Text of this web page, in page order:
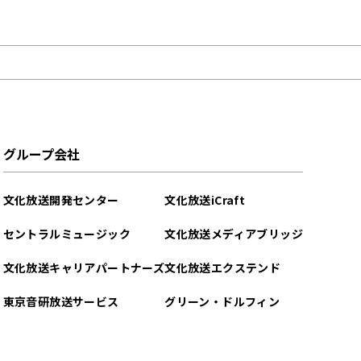
グループ会社
文化放送開発センター
セントラルミュージック
文化放送キャリアパートナーズ
東京音研放送サービス
文化放送iCraft
文化放送メディアブリッジ
文化放送エクステンド
グリーン・ドルフィン